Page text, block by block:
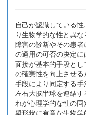
自己が認識している
り生物学的な性と異
障害の診断やその患
の適用の可否の決定
面接が基本的手段と
の確実性を向上させ
手段により同定する
左右大脳半球を連結
れが心理学的な性の
梁形状に有意な生物